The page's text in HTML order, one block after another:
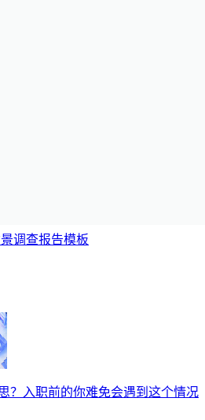
调查报告模板
？入职前的你难免会遇到这个情况